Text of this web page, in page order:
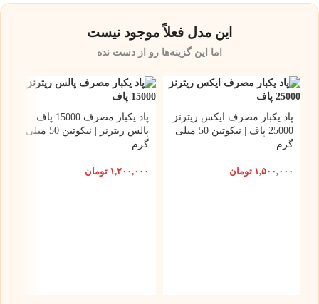
این مدل فعلاً موجود نیست
اما این گزینه‌ها رو از دست نده
پاد یکبار مصرف ایکس ریترنز
25000 پاف | نیکوتین 50 میلی
گرم
۱,۵۰۰,۰۰۰ تومان
پاد یکبار مصرف 15000 پاف
پالس ریترنز | نیکوتین 50 میلی
گرم
۱,۲۰۰,۰۰۰ تومان